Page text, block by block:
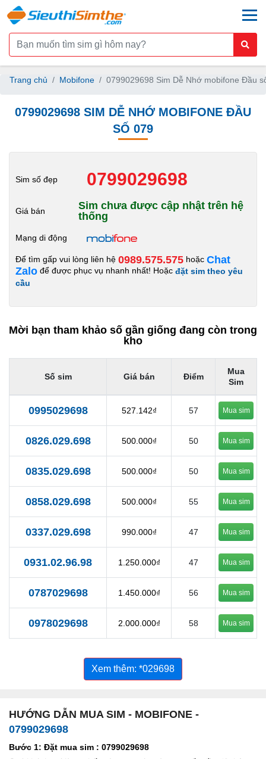
Trang chủ Mobifone 0799029698 Sim Dễ Nhớ mobifone Đầu
0799029698 SIM DỄ NHỚ MOBIFONE ĐẦU
SỐ 079
Sim số đẹp 0799029698
Giá bán
Sim chưa được cập nhật trên hệ
thống
Mạng di động
Để tìm gấp vui lòng liên hệ 0989.575.575 hoặc Chat
Zalo để được phục vụ nhanh nhất! Hoặc đặt sim theo yêu
cầu
Mời bạn tham khảo số gần giống đang còn trong
kho
Số sim Giá bán Điểm
Mua
Sim
0995029698 527.142₫ 57 Mua sim
0826.029.698 500.000₫ 50 Mua sim
0835.029.698 500.000₫ 50 Mua sim
0858.029.698 500.000₫ 55 Mua sim
0337.029.698 990.000₫ 47 Mua sim
0931.02.96.98 1.250.000₫ 47 Mua sim
0787029698 1.450.000₫ 56 Mua sim
0978029698 2.000.000₫ 58 Mua sim
Xem thêm: *029698
HƯỚNG DẪN MUA SIM - MOBIFONE -
0799029698
Bước 1: Đặt mua sim : 0799029698